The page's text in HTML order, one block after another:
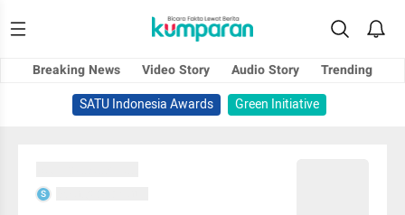
Breaking News Video Story Audio Story
Trending
SATU Indonesia Awards
Green Initiative
S